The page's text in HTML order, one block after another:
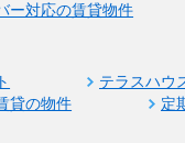
ー対応の賃貸物件
テラスハウ
貸の物件 定